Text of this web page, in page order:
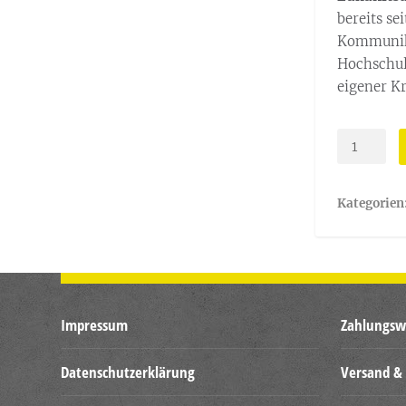
bereits
eigener
Große
Impressum
Datenschutzerklärung Versand